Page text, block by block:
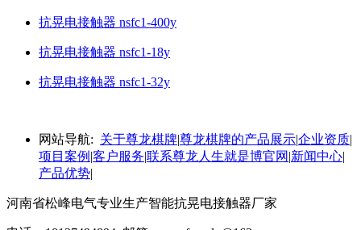
抗晃电接触器 nsfc1-400y
抗晃电接触器 nsfc1-18y
抗晃电接触器 nsfc1-32y
网站导航: 关于尊龙棋牌|尊龙棋牌的产品展示|企业资质|
项目案例 |客户服务|联系尊龙人生就是博官网 |新闻中心|
产品优势|
河南省松峰电气专业生产智能抗晃电接触器厂家